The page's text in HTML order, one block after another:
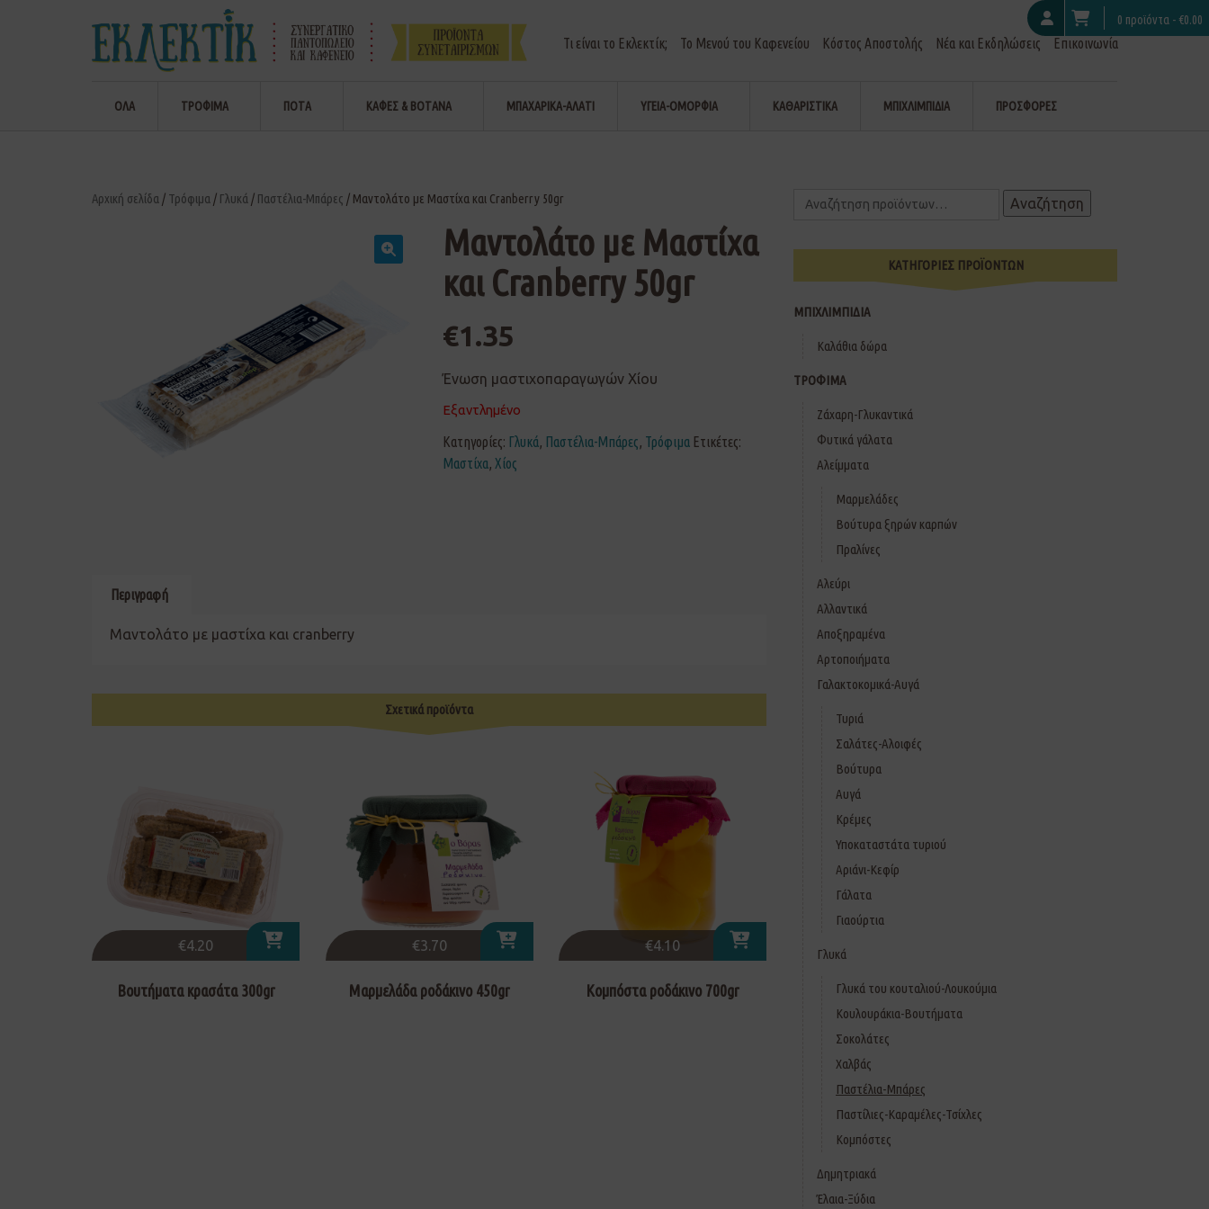
0 προϊόντα - €0.00
Τι είναι το Εκλεκτίκ; Το Μενού του Καφενείου Κόστος Αποστολής Νέα και Εκδηλώσεις Επικοινωνία
ΟΛΑ ΤΡΟΦΙΜΑ ΠΟΤΑ ΚΑΦΕΣ & ΒΟΤΑΝΑ ΜΠΑΧΑΡΙΚΑ-ΑΛΑΤΙ ΥΓΕΙΑ-ΟΜΟΡΦΙΑ ΚΑΘΑΡΙΣΤΙΚΑ ΜΠΙΧΛΙΜΠΙΔΙΑ ΠΡΟΣΦΟΡΕΣ
Αρχική σελίδα / Τρόφιμα / Γλυκά / Παστέλια-Μπάρες / Μαντολάτο με Μαστίχα και Cranberry 50gr
Μαντολάτο με Μαστίχα
και Cranberry 50gr
€1.35
Ένωση μαστιχοπαραγωγών Χίου
Εξαντλημένο
Κατηγορίες: Γλυκά, Παστέλια-Μπάρες, Τρόφιμα Ετικέτες:
Μαστίχα, Χίος
Περιγραφή
Μαντολάτο με μαστίχα και cranberry
Σχετικά προϊόντα
€4.20
Βουτήματα κρασάτα 300gr
€3.70
Μαρμελάδα ροδάκινο 450gr
€4.10
Κομπόστα ροδάκινο 700gr
Αναζήτηση
ΚΑΤΗΓΟΡΙΕΣ ΠΡΟΪΟΝΤΩΝ
ΜΠΙΧΛΙΜΠΙΔΙΑ
Καλάθια δώρα
ΤΡΟΦΙΜΑ
Ζάχαρη-Γλυκαντικά
Φυτικά γάλατα
Αλείμματα
Μαρμελάδες
Βούτυρα ξηρών καρπών
Πραλίνες
Αλεύρι
Αλλαντικά
Αποξηραμένα
Αρτοποιήματα
Γαλακτοκομικά-Αυγά
Τυριά
Σαλάτες-Αλοιφές
Βούτυρα
Αυγά
Κρέμες
Υποκαταστάτα τυριού
Αριάνι-Κεφίρ
Γάλατα
Γιαούρτια
Γλυκά
Γλυκά του κουταλιού-Λουκούμια
Κουλουράκια-Βουτήματα
Σοκολάτες
Χαλβάς
Παστέλια-Μπάρες
Παστίλιες-Καραμέλες-Τσίχλες
Κομπόστες
Δημητριακά
Έλαια-Ξύδια